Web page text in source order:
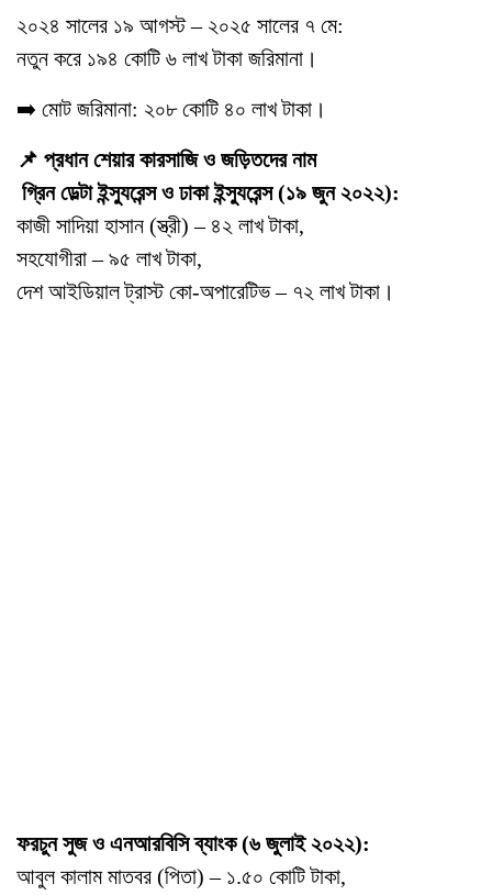
২০২৪ সালের ১৯ আগস্ট – ২০২৫ সালের ৭ মে:
নতুন করে ১৯৪ কোটি ৬ লাখ টাকা জরিমানা।
➡️ মোট জরিমানা: ২০৮ কোটি ৪০ লাখ টাকা।
📌 প্রধান শেয়ার কারসাজি ও জড়িতদের নাম
গ্রিন ডেল্টা ইন্স্যুরেন্স ও ঢাকা ইন্স্যুরেন্স (১৯ জুন ২০২২):
কাজী সাদিয়া হাসান (স্ত্রী) – ৪২ লাখ টাকা,
সহযোগীরা – ৯৫ লাখ টাকা,
দেশ আইডিয়াল ট্রাস্ট কো-অপারেটিভ – ৭২ লাখ টাকা।
ফরচুন সুজ ও এনআরবিসি ব্যাংক (৬ জুলাই ২০২২):
আবুল কালাম মাতবর (পিতা) – ১.৫০ কোটি টাকা,